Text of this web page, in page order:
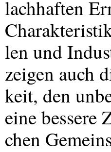
lachhaften
len und
zeigen auch
keit, den
eine bessere
chen